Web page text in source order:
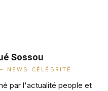
Sossou
NEWS CÉLÉBRITÉ
par l'actualité people et